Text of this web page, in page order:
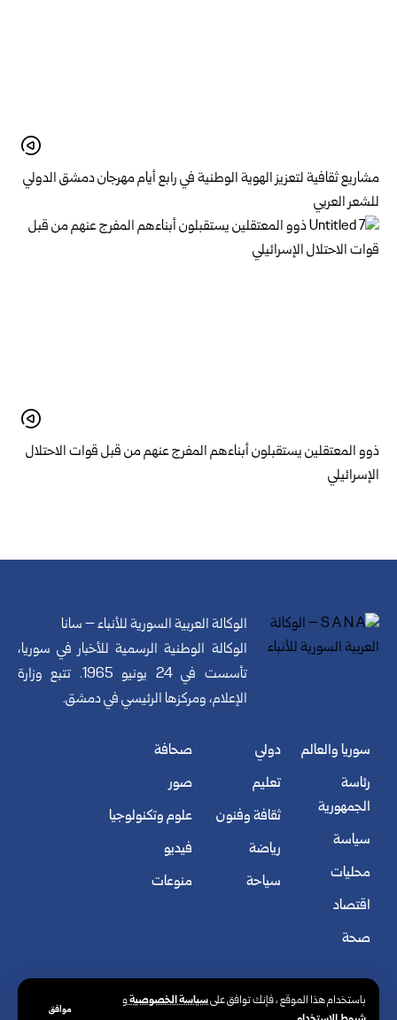
باستخدام هذا الموقع ، فإنك توافق علىسياسة الخصوصيةو
موافق
مشاريع ثقافية لتعزيز الهوية الوطنية في رابع أيام مهرجان دمشق الدولي
للشعر العربي
ذوو المعتقلين يستقبلون أبناءهم المفرج عنهم من قبل قوات الاحتلال
الإسرائيلي
الوكالة العربية السورية للأنباء – سانا
الوكالة الوطنية الرسمية للأخبار في سوريا،
تأسست في 24 يونيو 1965. تتبع وزارة
الإعلام، ومركزها الرئيسي في دمشق.
سوريا والعالم
رئاسة
الجمهورية
سياسة
محليات
اقتصاد
صحة
دولي
تعليم
ثقافة وفنون
رياضة
سياحة
صحافة
صور
علوم وتكنولوجيا
فيديو
منوعات